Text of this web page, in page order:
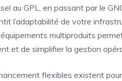
au GPL, en passant par le
l’adaptabilité de votre
multiproduits
et de simplifier la gestion
flexibles existent